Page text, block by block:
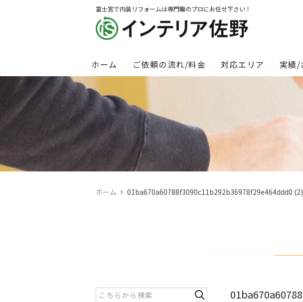
富士宮で内装リフォームは専門職のプロにお任せ下さい！
ホーム ご依頼の流れ/料金 対応エリア 実績/
ホーム 01ba670a60788f3090c11b292b36978f29e464ddd0 (2)